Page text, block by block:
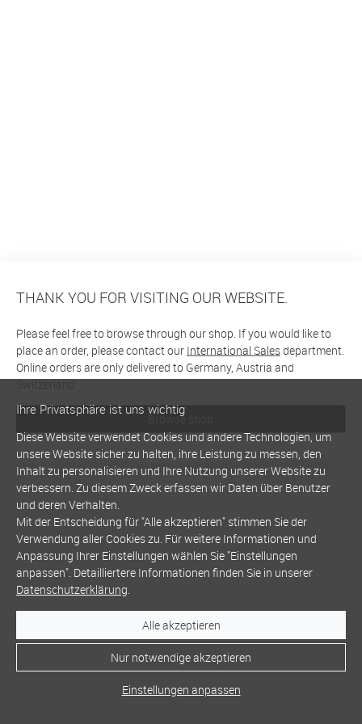
THANK YOU FOR VISITING OUR WEBSITE.
Please feel free to browse through our shop. If you would like to
place an order, please contact our International Salesdepartment.
Online orders are only delivered to Germany, Austria and
Switzerland
Browse shop
Ihre Privatsphäre ist uns wichtig
Diese Website verwendet Cookies und andere Technologien, um
unsere Website sicher zu halten, ihre Leistung zu messen, den
Inhalt zu personalisieren und Ihre Nutzung unserer Website zu
verbessern. Zu diesem Zweck erfassen wir Daten über Benutzer
und deren Verhalten.
Mit der Entscheidung für "Alle akzeptieren" stimmen Sie der
Verwendung aller Cookies zu. Für weitere Informationen und
Anpassung Ihrer Einstellungen wählen Sie "Einstellungen
anpassen". Detailliertere Informationen finden Sie in unserer
Datenschutzerklärung.
Alle akzeptieren
Nur notwendige akzeptieren
Einstellungen anpassen